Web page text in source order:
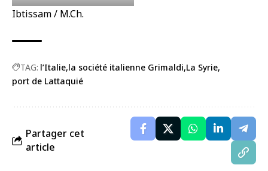
Ibtissam / M.Ch.
TAG: l’Italie la société italienne Grimaldi La Syrie
port de Lattaquié
Partager cet
article